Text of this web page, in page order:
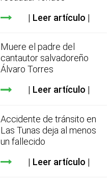
Leer artículo
Muere el padre del
cantautor salvadoreño
Álvaro Torres
Leer artículo
Accidente de tránsito en
Las Tunas deja al menos
un fallecido
Leer artículo